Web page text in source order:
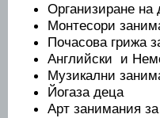
Организиране на
Монтесори
Почасова грижа
Английски и
Музикални
Йогаза деца
Арт